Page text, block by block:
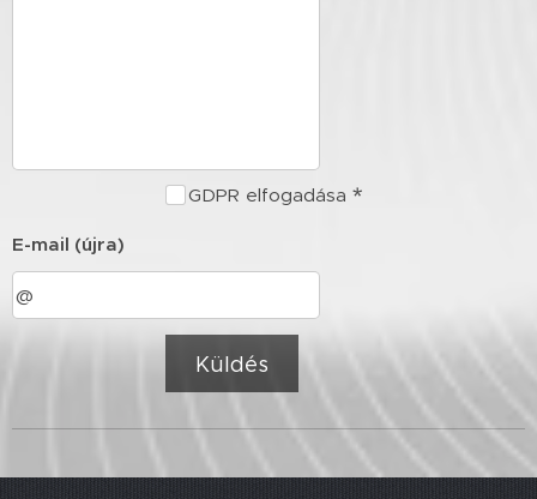
GDPR elfogadása
E-mail (újra)
Küldés